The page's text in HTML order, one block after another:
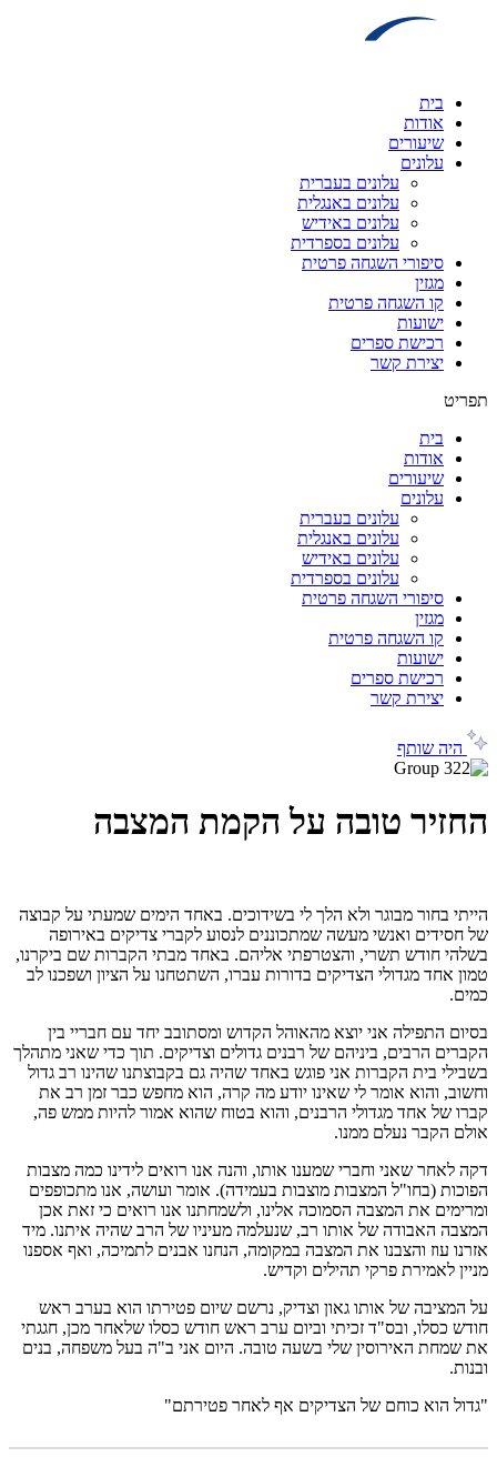
בית
אודות
שיעורים
עלונים
עלונים בעברית
עלונים באנגלית
עלונים באידיש
עלונים בספרדית
סיפורי השגחה פרטית
מגזין
קו השגחה פרטית
ישועות
רכישת ספרים
יצירת קשר
תפריט
בית
אודות
שיעורים
עלונים
עלונים בעברית
עלונים באנגלית
עלונים באידיש
עלונים בספרדית
סיפורי השגחה פרטית
מגזין
קו השגחה פרטית
ישועות
רכישת ספרים
יצירת קשר
היה שותף
החזיר טובה על הקמת המצבה
הייתי בחור מבוגר ולא הלך לי בשידוכים. באחד הימים שמעתי על קבוצה
של חסידים ואנשי מעשה שמתכוננים לנסוע לקברי צדיקים באירופה
בשלהי חודש תשרי, והצטרפתי אליהם. באחד מבתי הקברות שם ביקרנו,
טמון אחד מגדולי הצדיקים בדורות עברו, השתטחנו על הציון ושפכנו לב
כמים.
בסיום התפילה אני יוצא מהאוהל הקדוש ומסתובב יחד עם חבריי בין
הקברים הרבים, ביניהם של רבנים גדולים וצדיקים. תוך כדי שאני מתהלך
בשבילי בית הקברות אני פוגש באחד שהיה גם בקבוצתנו שהינו רב גדול
וחשוב, והוא אומר לי שאינו יודע מה קרה, הוא מחפש כבר זמן רב את
קברו של אחד מגדולי הרבנים, והוא בטוח שהוא אמור להיות ממש פה,
אולם הקבר נעלם ממנו.
דקה לאחר שאני וחברי שמענו אותו, והנה אנו רואים לידינו כמה מצבות
הפוכות (בחו"ל המצבות מוצבות בעמידה). אומר ועושה, אנו מתכופפים
ומרימים את המצבה הסמוכה אלינו, ולשמחתנו אנו רואים כי זאת אכן
המצבה האבודה של אותו רב, שנעלמה מעיניו של הרב שהיה איתנו. מיד
אזרנו עוז והצבנו את המצבה במקומה, הנחנו אבנים לתמיכה, ואף אספנו
מניין לאמירת פרקי תהילים וקדיש.
על המציבה של אותו גאון וצדיק, נרשם שיום פטירתו הוא בערב ראש
חודש כסלו, ובס"ד זכיתי וביום ערב ראש חודש כסלו שלאחר מכן, חגגתי
את שמחת האירוסין שלי בשעה טובה. היום אני ב"ה בעל משפחה, בנים
ובנות.
"גדול הוא כוחם של הצדיקים אף לאחר פטירתם"